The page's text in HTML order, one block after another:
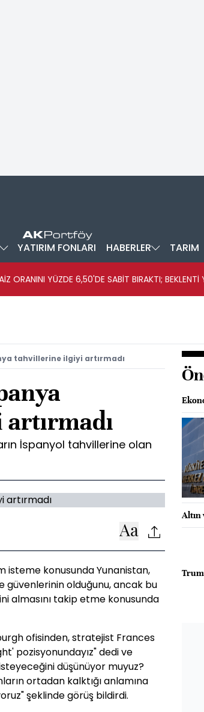
YATIRIM FONLARI HABERLER TARIM
ORANINI YÜZDE 6,50'DE SABİT BIRAKTI;
tahvillerine ilgiyi artırmadı
İspanyol tahvillerine olan
isteme konusunda Yunanistan,
olduğunu, ancak bu
almasını takip etme konusunda
ofisinden, stratejist Frances
pozisyonundayız" dedi ve
düşünüyor muyuz?
ortadan kalktığı anlamına
şeklinde görüş bildirdi.
Altın